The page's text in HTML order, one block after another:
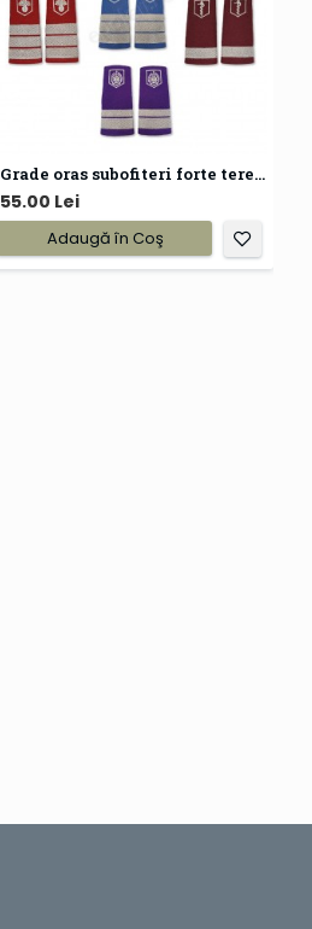
Grade oras subofiteri forte terestre
55.00 Lei
Adaugă în Coş